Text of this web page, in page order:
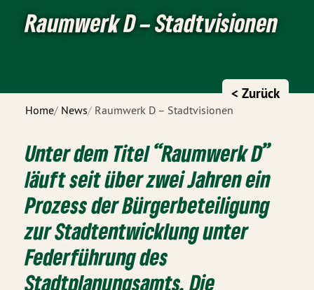
Raumwerk D – Stadtvisionen
Home News Raumwerk D – Stadtvisionen
< Zurück
Unter dem Titel “Raumwerk D”
läuft seit über zwei Jahren ein
Prozess der Bürgerbeteiligung
zur Stadtentwicklung unter
Federführung des
Stadtplanungsamts. Die